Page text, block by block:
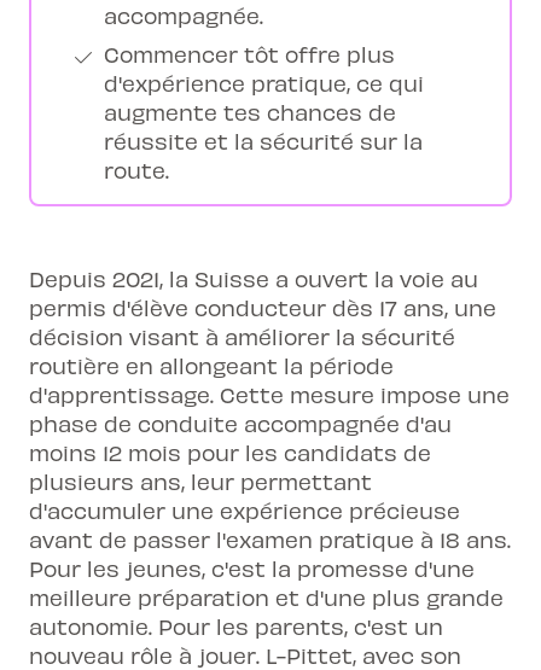
accompagnée.
Commencer tôt offre plus
d'expérience pratique, ce qui
augmente tes chances de
réussite et la sécurité sur la
route.
Depuis 2021, la Suisse a ouvert la voie au
permis d'élève conducteur dès 17 ans, une
décision visant à améliorer la sécurité
routière en allongeant la période
d'apprentissage. Cette mesure impose une
phase de conduite accompagnée d'au
moins 12 mois pour les candidats de
plusieurs ans, leur permettant
d'accumuler une expérience précieuse
avant de passer l'examen pratique à 18 ans.
Pour les jeunes, c'est la promesse d'une
meilleure préparation et d'une plus grande
autonomie. Pour les parents, c'est un
nouveau rôle à jouer. L-Pittet, avec son